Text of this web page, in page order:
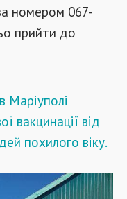
номером 067-
прийти до
в Маріуполі
вакцинації від
похилого віку.